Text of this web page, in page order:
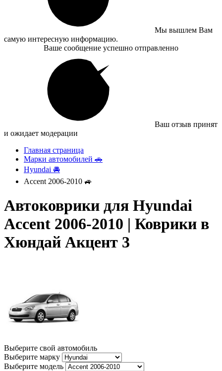
Мы вышлем Вам
самую интересную информацию.
Ваше сообщение успешно отправленно
Ваш отзыв принят
и ожидает модерации
Главная страница
Марки автомобилей 🚗
Hyundai 🚘
Accent 2006-2010 🚙
Автоковрики для Hyundai
Accent 2006-2010 | Коврики в
Хюндай Акцент 3
Выберите свой автомобиль
Выберите марку
Выберите модель